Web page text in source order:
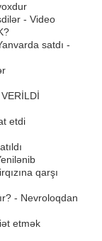
- Video
satdı -
etdi
qarşı
- Nevroloqdan
etmək